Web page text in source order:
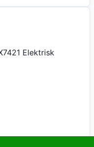
Elektrisk